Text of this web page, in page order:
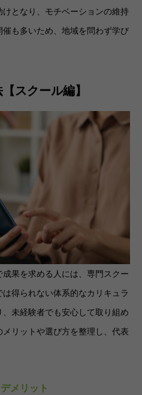
となり、モチベーションの維持
も多いため、地域を問わず学び
スクール編】
果を求める人には、専門スクー
得られない体系的なカリキュラ
未経験者でも安心して取り組め
リットや選び方を整理し、代表
メリット